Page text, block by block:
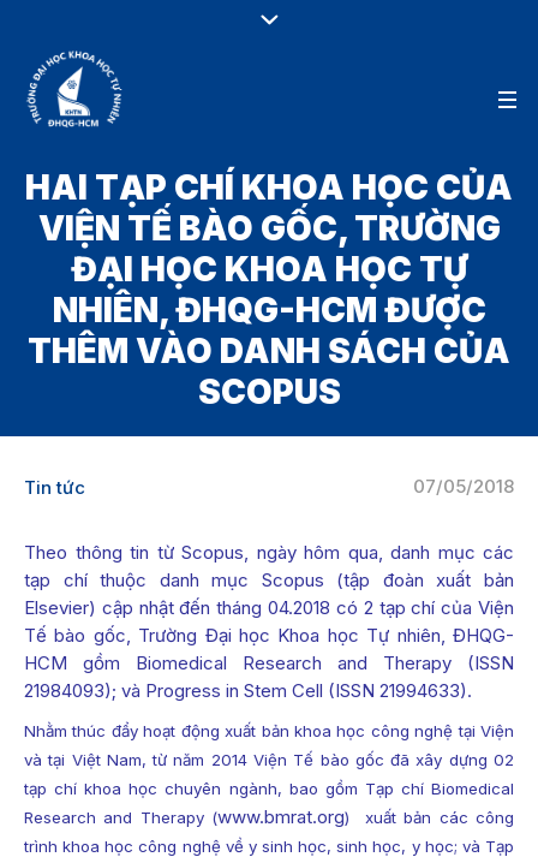
HAI TẠP CHÍ KHOA HỌC CỦA
VIỆN TẾ BÀO GỐC, TRƯỜNG
ĐẠI HỌC KHOA HỌC TỰ
NHIÊN, ĐHQG-HCM ĐƯỢC
THÊM VÀO DANH SÁCH CỦA
SCOPUS
07/05/2018
Tin tức
Theo thông tin từ Scopus, ngày hôm qua, danh mục các
tạp chí thuộc danh mục Scopus (tập đoàn xuất bản
Elsevier) cập nhật đến tháng 04.2018 có 2 tạp chí của Viện
Tế bào gốc, Trường Đại học Khoa học Tự nhiên, ĐHQG-
HCM gồm Biomedical Research and Therapy (ISSN
21984093); và Progress in Stem Cell (ISSN 21994633).
Nhằm thúc đẩy hoạt động xuất bản khoa học công nghệ tại Viện
và tại Việt Nam, từ năm 2014 Viện Tế bào gốc đã xây dựng 02
tạp chí khoa học chuyên ngành, bao gồm Tạp chí Biomedical
Research and Therapy (www.bmrat.org) xuất bản các công
trình khoa học công nghệ về y sinh học, sinh học, y học; và Tạp